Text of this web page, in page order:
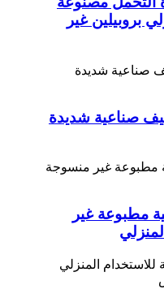
بروبيلين غير
صناعية شديدة
مطبوعة غير